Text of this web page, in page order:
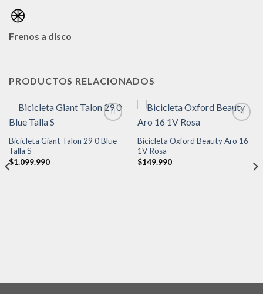
Frenos a disco
PRODUCTOS RELACIONADOS
Bicicleta Giant Talon 29 0 Blue
Talla S
$1.099.990
Bicicleta Oxford Beauty Aro 16
1V Rosa
$149.990